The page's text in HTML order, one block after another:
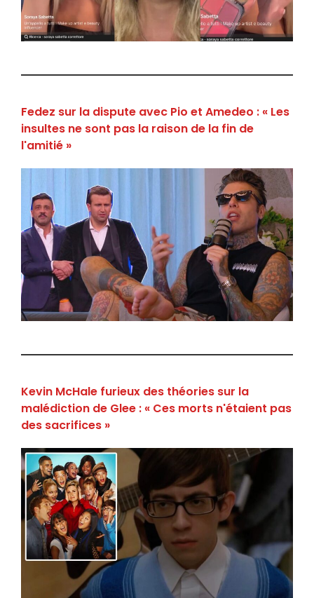
Fedez sur la dispute avec Pio et Amedeo : « Les
insultes ne sont pas la raison de la fin de
l'amitié »
Kevin McHale furieux des théories sur la
malédiction de Glee : « Ces morts n'étaient pas
des sacrifices »